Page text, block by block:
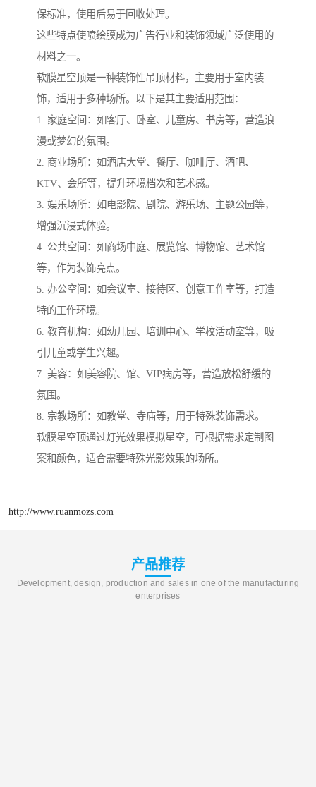
保标准，使用后易于回收处理。
这些特点使喷绘膜成为广告行业和装饰领域广泛使用的
材料之一。
软膜星空顶是一种装饰性吊顶材料，主要用于室内装
饰，适用于多种场所。以下是其主要适用范围：
1. 家庭空间：如客厅、卧室、儿童房、书房等，营造浪
漫或梦幻的氛围。
2. 商业场所：如酒店大堂、餐厅、咖啡厅、酒吧、
KTV、会所等，提升环境档次和艺术感。
3. 娱乐场所：如电影院、剧院、游乐场、主题公园等，
增强沉浸式体验。
4. 公共空间：如商场中庭、展览馆、博物馆、艺术馆
等，作为装饰亮点。
5. 办公空间：如会议室、接待区、创意工作室等，打造
特的工作环境。
6. 教育机构：如幼儿园、培训中心、学校活动室等，吸
引儿童或学生兴趣。
7. 美容：如美容院、馆、VIP病房等，营造放松舒缓的
氛围。
8. 宗教场所：如教堂、寺庙等，用于特殊装饰需求。
软膜星空顶通过灯光效果模拟星空，可根据需求定制图
案和颜色，适合需要特殊光影效果的场所。
http://www.ruanmozs.com
产品推荐
Development, design, production and sales in one of the manufacturing
enterprises